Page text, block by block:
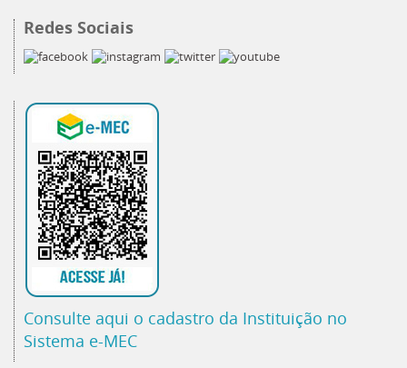
Redes Sociais
Consulte aqui o cadastro da Instituição no
Sistema e-MEC